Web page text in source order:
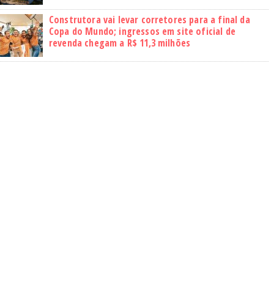
Construtora vai levar corretores para a final da
Copa do Mundo; ingressos em site oficial de
revenda chegam a R$ 11,3 milhões